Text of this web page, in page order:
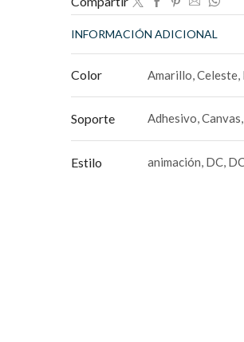
INFORMACIÓN ADICIONAL
Color Amarillo, Celeste,
Soporte Adhesivo,
Estilo animación, DC,